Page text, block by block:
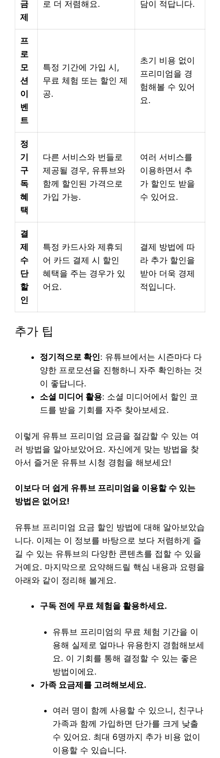
금
제
로 더 저렴해요. 담이 적답니다.
프
로
모
션
이
벤
트
특정 기간에 가입 시,
무료 체험 또는 할인 제
공.
초기 비용 없이
프리미엄을 경
험해볼 수 있어
요.
정
기
구
독
혜
택
다른 서비스와 번들로
제공될 경우, 유튜브와
함께 할인된 가격으로
가입 가능.
여러 서비스를
이용하면서 추
가 할인도 받을
수 있어요.
결
제
수
단
할
인
특정 카드사와 제휴되
어 카드 결제 시 할인
혜택을 주는 경우가 있
어요.
결제 방법에 따
라 추가 할인을
받아 더욱 경제
적입니다.
추가 팁
정기적으로 확인: 유튜브에서는 시즌마다 다
양한 프로모션을 진행하니 자주 확인하는 것
이 좋답니다.
소셜 미디어 활용: 소셜 미디어에서 할인 코
드를 받을 기회를 자주 찾아보세요.
이렇게 유튜브 프리미엄 요금을 절감할 수 있는 여
러 방법을 알아보았어요. 자신에게 맞는 방법을 찾
아서 즐거운 유튜브 시청 경험을 해보세요!
이보다 더 쉽게 유튜브 프리미엄을 이용할 수 있는
방법은 없어요!
유튜브 프리미엄 요금 할인 방법에 대해 알아보았습
니다. 이제는 이 정보를 바탕으로 보다 저렴하게 즐
길 수 있는 유튜브의 다양한 콘텐츠를 접할 수 있을
거예요. 마지막으로 요약해드릴 핵심 내용과 요령을
아래와 같이 정리해 볼게요.
구독 전에 무료 체험을 활용하세요.
유튜브 프리미엄의 무료 체험 기간을 이
용해 실제로 얼마나 유용한지 경험해보세
요. 이 기회를 통해 결정할 수 있는 좋은
방법이에요.
가족 요금제를 고려해보세요.
여러 명이 함께 사용할 수 있으니, 친구나
가족과 함께 가입하면 단가를 크게 낮출
수 있어요. 최대 6명까지 추가 비용 없이
이용할 수 있습니다.